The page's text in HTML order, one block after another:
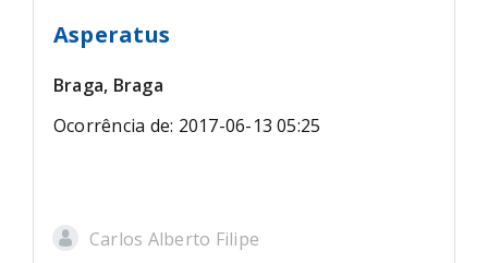
Asperatus
Braga, Braga
Ocorrência de: 2017-06-13 05:25
Carlos Alberto Filipe